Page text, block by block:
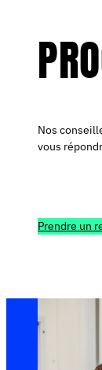
Nos
vous
Prendre un